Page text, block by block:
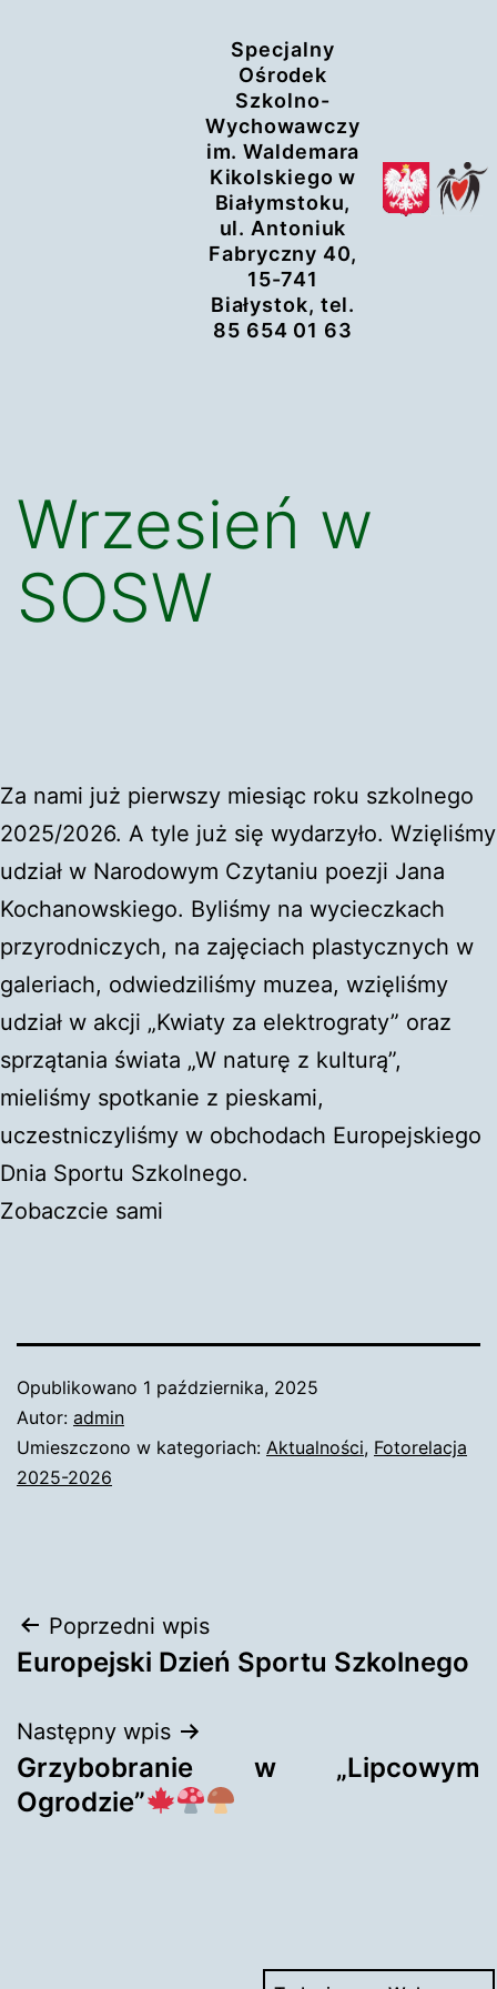
Specjalny
Ośrodek
Szkolno-
Wychowawczy
im. Waldemara
Kikolskiego w
Białymstoku,
ul. Antoniuk
Fabryczny 40,
15-741
Białystok, tel.
85 654 01 63
Wrzesień w
SOSW
Za nami już pierwszy miesiąc roku szkolnego
2025/2026. A tyle już się wydarzyło. Wzięliśmy
udział w Narodowym Czytaniu poezji Jana
Kochanowskiego. Byliśmy na wycieczkach
przyrodniczych, na zajęciach plastycznych w
galeriach, odwiedziliśmy muzea, wzięliśmy
udział w akcji „Kwiaty za elektrograty” oraz
sprzątania świata „W naturę z kulturą”,
mieliśmy spotkanie z pieskami,
uczestniczyliśmy w obchodach Europejskiego
Dnia Sportu Szkolnego.
Zobaczcie sami
Opublikowano 1 października, 2025
Autor: admin
Umieszczono w kategoriach: Aktualności, Fotorelacja
2025-2026
Nawigacja
wpisu
Poprzedni wpis
Europejski Dzień Sportu Szkolnego
Następny wpis
Grzybobranie w „Lipcowym
Ogrodzie”